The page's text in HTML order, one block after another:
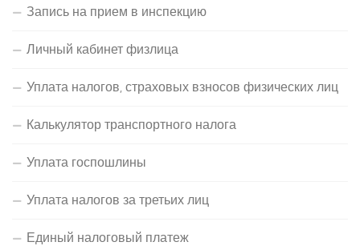
Запись на прием в инспекцию
Личный кабинет физлица
Уплата налогов, страховых взносов физических лиц
Калькулятор транспортного налога
Уплата госпошлины
Уплата налогов за третьих лиц
Единый налоговый платеж